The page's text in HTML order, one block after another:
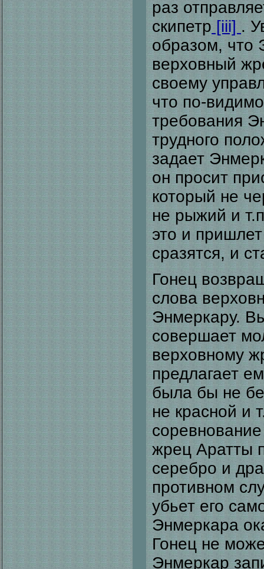
раз
скипетр [iii] .
образом, что
верховный
своему
что по-
требования
трудного
задает
он просит
который не
не рыжий и
это и
сразятся, и
Гонец
слова
Энмеркару.
совершает
верховному
предлагает
была бы не
не красной и
жрец Аратты
серебро и
противном
убьет его
Энмеркара
Гонец не
Энмеркар